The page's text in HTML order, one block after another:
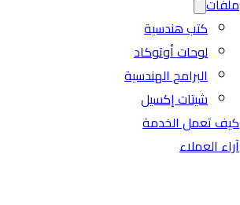
ملفات
كتب هندسية
لوحات أوتوكاد
البرامج الهندسية
شيتات إكسيل
كيف تعمل الخدمة
آراء العملاء